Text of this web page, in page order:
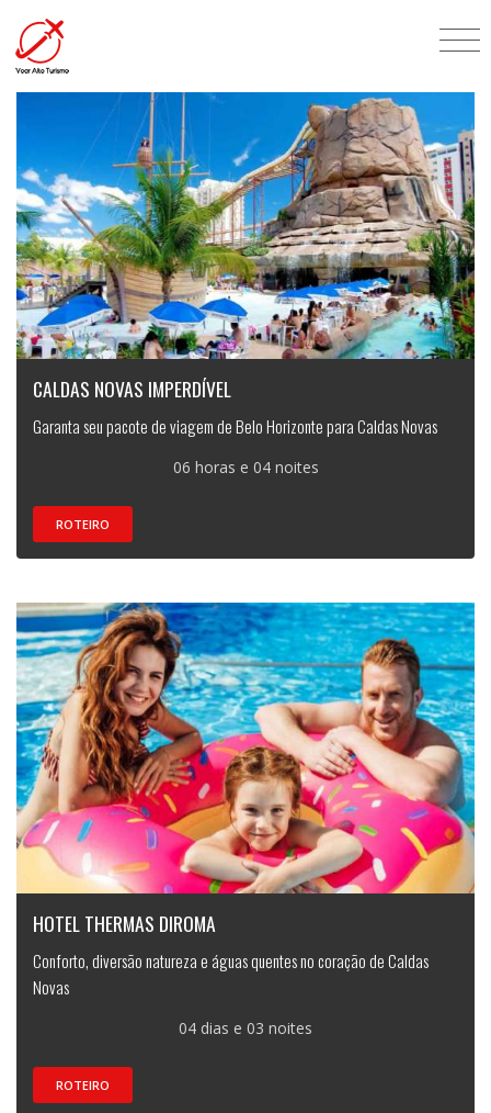
Semana da criança
CALDAS NOVAS IMPERDÍVEL
Garanta seu pacote de viagem de Belo Horizonte para Caldas Novas
06 horas e 04 noites
ROTEIRO
HOTEL THERMAS DIROMA
Conforto, diversão natureza e águas quentes no coração de Caldas
Novas
04 dias e 03 noites
ROTEIRO